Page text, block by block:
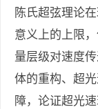
陈氏超弦理论
意义上的上限
量层级对速度
体的重构、超
障，论证超光